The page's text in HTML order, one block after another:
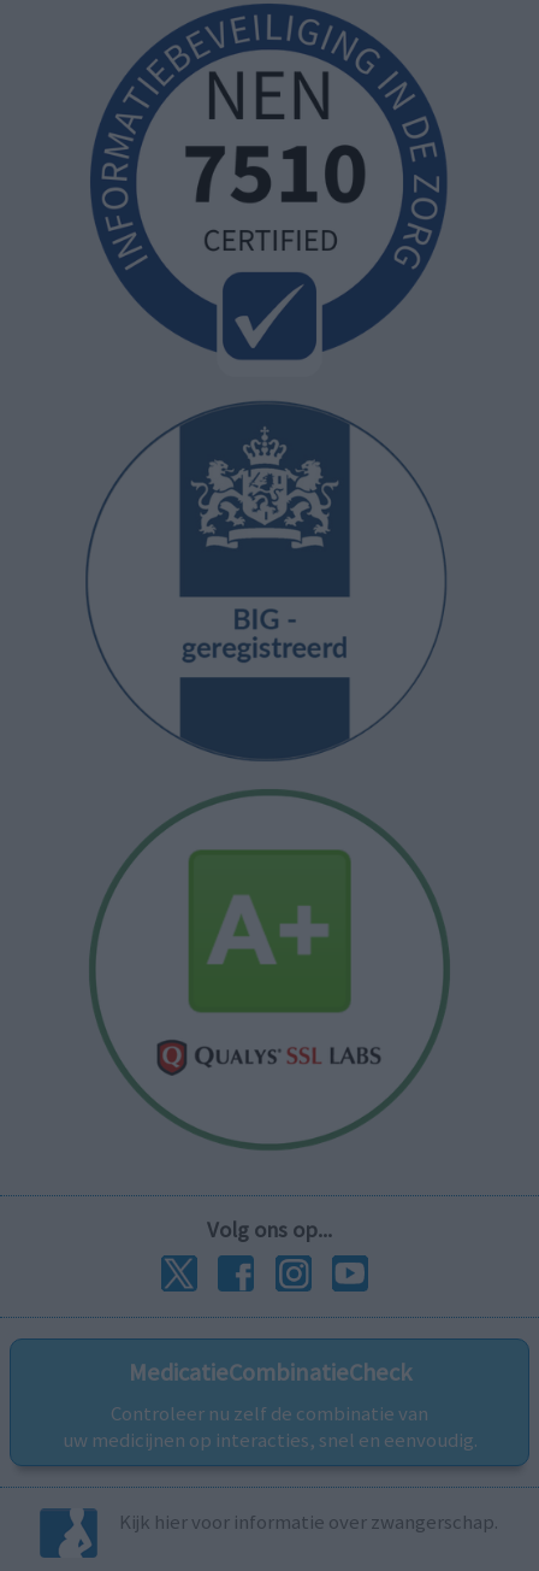
Volg ons op...
MedicatieCombinatieCheck
Controleer nu zelf de combinatie van
uw medicijnen op interacties, snel en eenvoudig.
Kijk hier voor informatie over zwangerschap.